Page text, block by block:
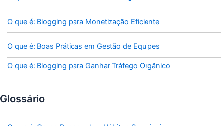
O que é: Blogging para Monetização Eficiente
O que é: Boas Práticas em Gestão de Equipes
O que é: Blogging para Ganhar Tráfego Orgânico
Glossário